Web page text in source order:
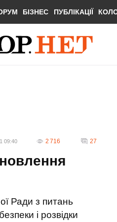
БІЗНЕС ПУБЛІКАЦІЇ
09:40 2 716 27
Ради з питань
і розвідки